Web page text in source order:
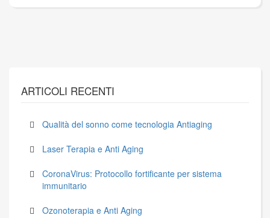
ARTICOLI RECENTI
Qualità del sonno come tecnologia Antiaging
Laser Terapia e Anti Aging
CoronaVirus: Protocollo fortificante per sistema
immunitario
Ozonoterapia e Anti Aging